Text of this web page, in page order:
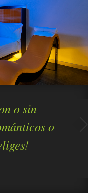
3
o sin
o